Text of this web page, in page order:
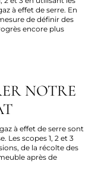
à effet de serre. En
de définir des
encore plus
NOTRE
à effet de serre sont
Les scopes 1, 2 et 3
de la récolte des
après de